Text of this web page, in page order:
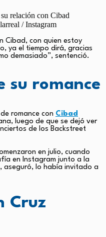
relación con Cibad
/ Instagram
Cibad, con quien estoy
ya el tiempo dirá, gracias
demasiado”, sentenció.
su romance
romance con Cibad
luego de que se dejó ver
de los Backstreet
en julio, cuando
en Instagram junto a la
aseguró, lo había invitado a
Cruz